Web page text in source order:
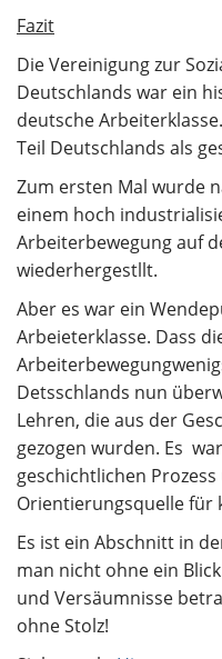
Fazit
Die Vereinigung zur
Deutschlands war ein
deutsche
Teil Deutschlands als
Zum ersten Mal wurde
einem hoch
Arbeiterbewegung auf
wiederhergestllt.
Aber es war ein
Arbeieterklasse. Dass
Detsschlands nun
Lehren, die aus der
gezogen wurden. Es
geschichtlichen
Orientierungsquelle für
Es ist ein Abschnitt in
man nicht ohne ein
und Versäumnisse
ohne Stolz!